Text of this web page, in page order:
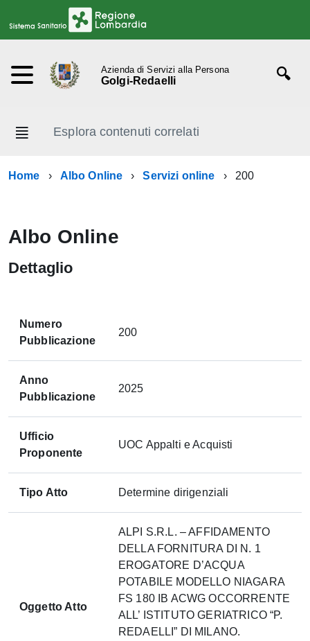
Azienda di Servizi alla Persona
Golgi-Redaelli
Esplora contenuti correlati
Home Albo Online Servizi online 200
Albo Online
Dettaglio
Numero
Pubblicazione
200
Anno
Pubblicazione
2025
Ufficio
Proponente
UOC Appalti e Acquisti
Tipo Atto Determine dirigenziali
Oggetto Atto
ALPI S.R.L. – AFFIDAMENTO
DELLA FORNITURA DI N. 1
EROGATORE D’ACQUA
POTABILE MODELLO NIAGARA
FS 180 IB ACWG OCCORRENTE
ALL’ ISTITUTO GERIATRICO “P.
REDAELLI” DI MILANO.